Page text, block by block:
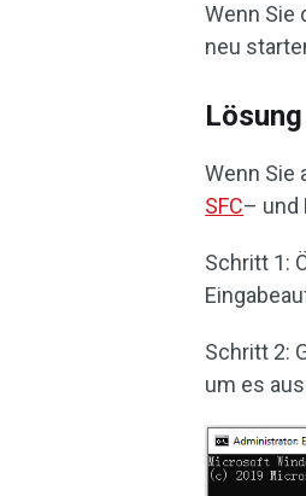
Wenn Sie
neu
Wenn Sie
SFC– und
Schritt 1:
Schritt 2:
um es